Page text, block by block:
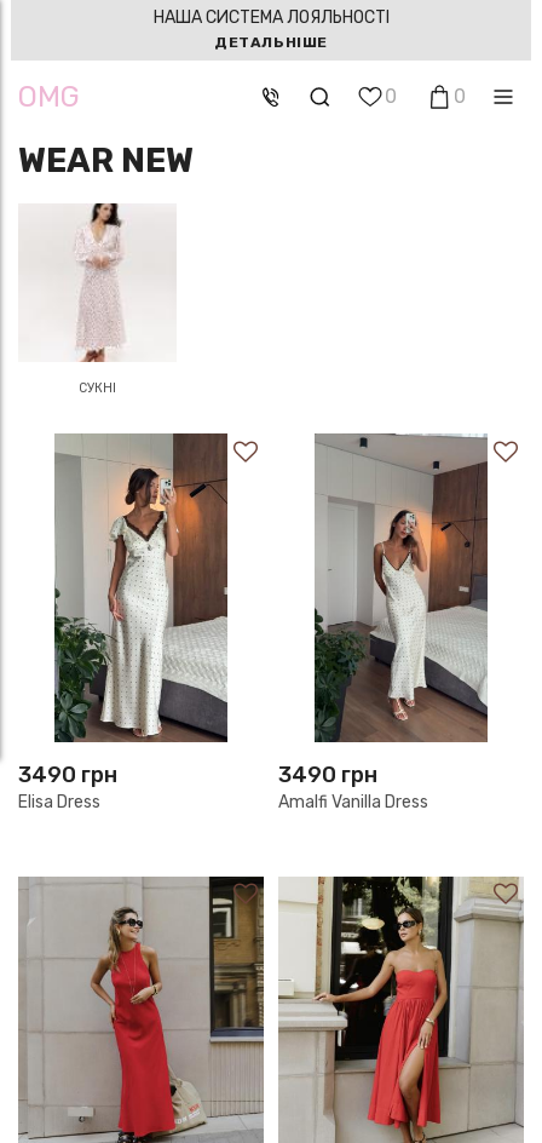
НАША СИСТЕМА ЛОЯЛЬНОСТІ
ДЕТАЛЬНІШЕ
OMG 0 0
WEAR NEW
СУКНІ
3490 грн
Elisa Dress
3490 грн
Amalfi Vanilla Dress